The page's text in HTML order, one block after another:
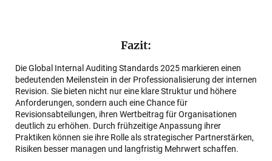
Fazit:
Die Global Internal Auditing Standards 2025 markieren einen
bedeutenden Meilenstein in der Professionalisierung der internen
Revision. Sie bieten nicht nur eine klare Struktur und höhere
Anforderungen, sondern auch eine Chance für
Revisionsabteilungen, ihren Wertbeitrag für Organisationen
deutlich zu erhöhen. Durch frühzeitige Anpassung ihrer
Praktiken können sie ihre Rolle als strategischer Partnerstärken,
Risiken besser managen und langfristig Mehrwert schaffen.